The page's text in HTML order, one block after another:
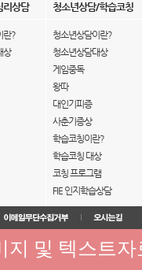
리상담 청소년상담/학습코칭
란?
상
청소년상담이란?
청소년상담대상
게임중독
왕따
대인기피증
사춘기증상
학습코칭이란?
학습코칭 대상
코칭 프로그램
FIE 인지학습상담
지 및 텍스트